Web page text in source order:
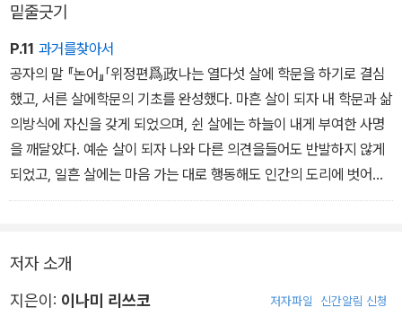
일어난 반란을 진압하는 데 참여하는 등 57세로 죽을 때까지 계속 군
사적 수완을 발휘했다.
밑줄긋기
P.11 과거를찾아서
공자의 말 『논어』「위정편爲政나는 열다섯 살에 학문을 하기로 결심
했고, 서른 살에학문의 기초를 완성했다. 마흔 살이 되자 내 학문과 삶
의방식에 자신을 갖게 되었으며, 쉰 살에는 하늘이 내게 부여한 사명
을 깨달았다. 예순 살이 되자 나와 다른 의견을들어도 반발하지 않게
되었고, 일흔 살에는 마음 가는 대로 행동해도 인간의 도리에 벗어남
이 없게 되었다.
저자 소개
지은이: 이나미 리쓰코 저자파일 신간알림 신청